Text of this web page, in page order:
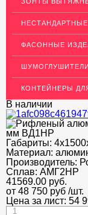
ЭЛЕКТРОДЫ
ДЕКОРАТИВНЫЙ
РАСКЛАДКА,
ПОТОЛКИ
ФАСОННЫЕ
ШУМОГЛУШИТЕЛИ
КОНТЕЙНЕРЫ
В наличии
Габариты:
Материал:
Производитель:
Сплав: АМГ2НР
41569.00 руб.
от 48 750 руб /шт.
Цена за лист: 54